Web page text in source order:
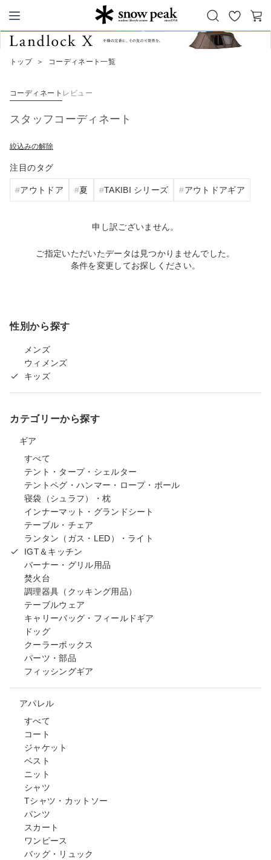
Snow Peak
お
気
カ
トップ ＞ コーディネート一覧
コーディネート レビュー
スタッフコーディネート
絞込みの解除
注目のタグ
アウトドア 夏 TAKIBI シリーズ アウトドアギア
申し訳ございません。
ご指定いただいたデータは見つかりませんでした。
条件を変更してお探しください。
性別から探す
メンズ
ウィメンズ
キッズ
カテゴリーから探す
ギア
すべて
テント・タープ・シェルター
テントペグ・ハンマー・ロープ・ポール
寝袋（シュラフ）・枕
インナーマット・グランドシート
テーブル・チェア
ランタン（ガス・LED）・ライト
IGT＆キッチン
バーナー・グリル用品
焚火台
調理器具（クッキング用品）
テーブルウェア
キャリーバッグ・フィールドギア
ドッグ
クーラーボックス
パーツ・部品
フィッシングギア
アパレル
すべて
コート
ジャケット
ベスト
ニット
シャツ
Tシャツ・カットソー
パンツ
スカート
ワンピース
バッグ・リュック